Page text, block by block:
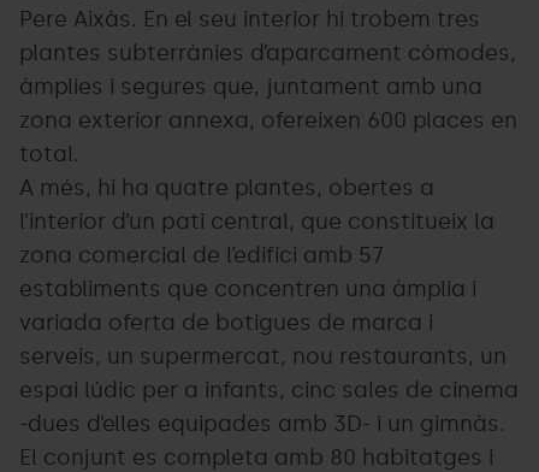
Pere Aixàs. En el seu interior hi trobem tres
plantes subterrànies d’aparcament còmodes,
àmplies i segures que, juntament amb una
zona exterior annexa, ofereixen 600 places en
total.
A més, hi ha quatre plantes, obertes a
l’interior d’un pati central, que constitueix la
zona comercial de l’edifici amb 57
establiments que concentren una àmplia i
variada oferta de botigues de marca i
serveis, un supermercat, nou restaurants, un
espai lúdic per a infants, cinc sales de cinema
-dues d’elles equipades amb 3D- i un gimnàs.
El conjunt es completa amb 80 habitatges i